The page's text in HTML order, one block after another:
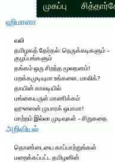
முகப்பு
ஹிமானா
வலி
தமிழகத் தேர்தல்: நெருக்கடிகளும் –
குழப்பங்களும்
தங்கம் ஒரு சிறந்த மூலதனம்!
மறக்கமுடியுமா உங்களை, மாலிக்?
தாயின் காலடியில்
மங்கையருள் மாணிக்கம்
ஹுஸைன் முபாரக் ஒபாமா!
மாற்றம் இல்லா முடிவுகள் – சிறுகதை
அறிவியல்
தொண்டையை காப்பாற்றுங்கள்
மறைக்கப்பட்ட தமிழனின்